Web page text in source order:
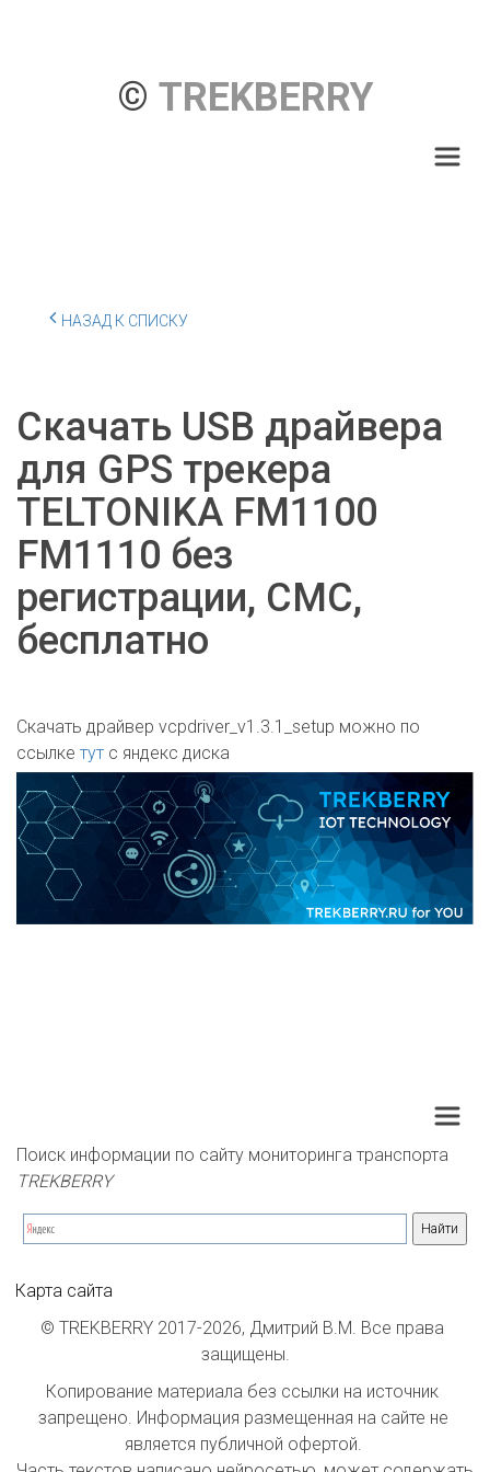
© TREKBERRY
НАЗАД К СПИСКУ
Скачать USB драйвера
для GPS трекера
TELTONIKA FM1100
FM1110 без
регистрации, СМС,
бесплатно
Скачать драйвер vcpdriver_v1.3.1_setup можно по
ссылке тут с яндекс диска
Поиск информации по сайту мониторинга транспорта
TREKBERRY
Карта сайта
© TREKBERRY 2017-2026, Дмитрий В.М. Все права
защищены.
Копирование материала без ссылки на источник
запрещено. Информация размещенная на сайте не
является публичной офертой.